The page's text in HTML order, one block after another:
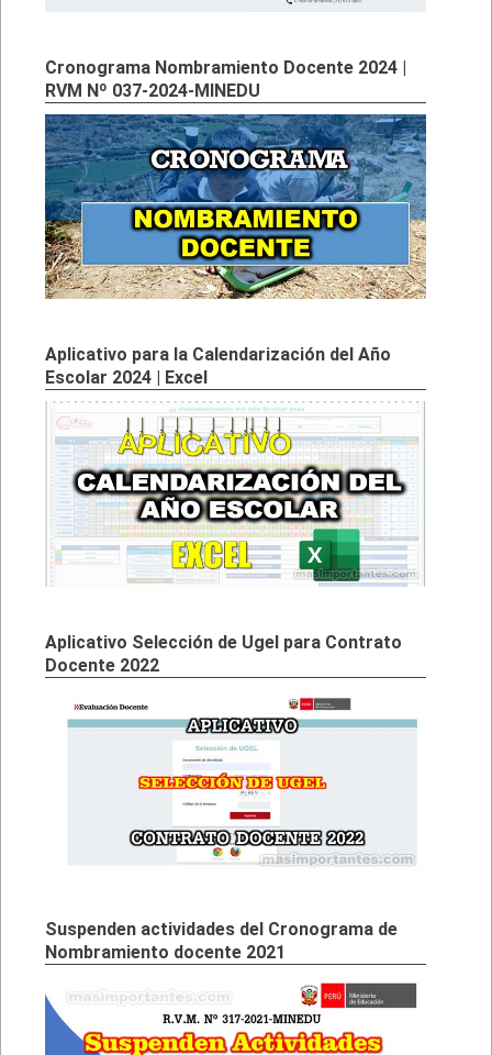
Cronograma Nombramiento Docente 2024 |
RVM Nº 037-2024-MINEDU
Aplicativo para la Calendarización del Año
Escolar 2024 | Excel
Aplicativo Selección de Ugel para Contrato
Docente 2022
Suspenden actividades del Cronograma de
Nombramiento docente 2021